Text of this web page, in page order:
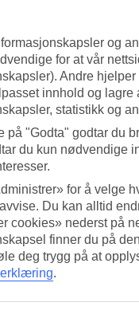
og
for at vår
Andre
innhold og lagre
statistikk og
på "Godta" godtar du
du kun nødvendige
for å velge
Du kan alltid
cookies» nederst på
finner du på
deg trygg på at
.